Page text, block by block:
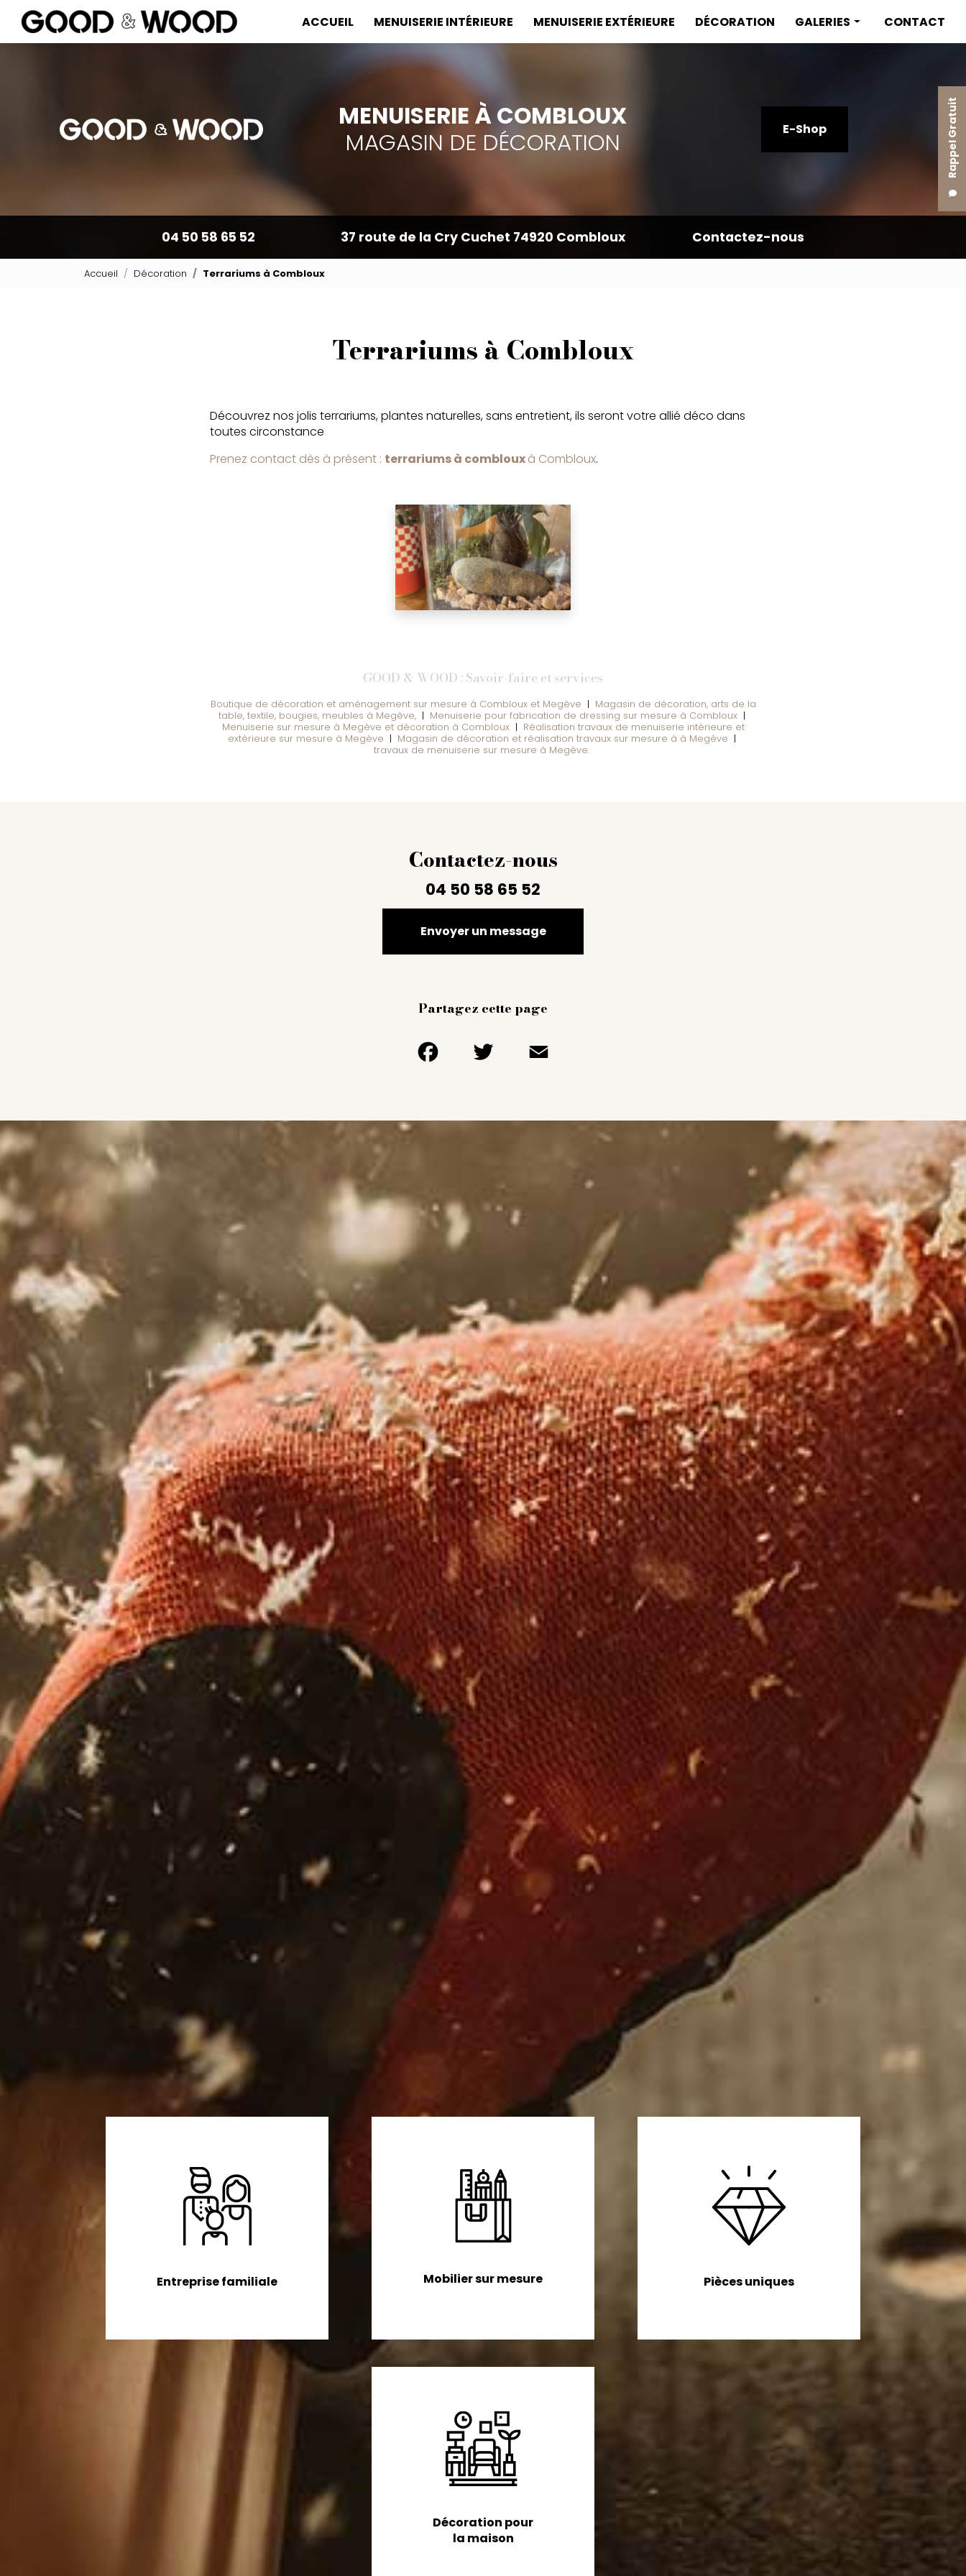
contenu
Rappel Gratuit
ACCUEIL
MENUISERIE INTÉRIEURE MENUISERIE EXTÉRIEURE DÉCORATION GALERIES
Décoration
CONTACT
MENUISERIE À COMBLOUX
MAGASIN DE DÉCORATION
E-Shop
04 50 58 65 52 37 route de la Cry Cuchet 74920 Combloux Contactez-nous
Accueil Décoration Terrariums à Combloux
Terrariums à Combloux
Découvrez nos jolis terrariums, plantes naturelles, sans entretient, ils seront votre allié déco dans
toutes circonstance
Prenez contact dès à présent : terrariums à comblouxà Combloux.
GOOD & WOOD : Savoir-faire et services
Boutique de décoration et aménagement sur mesure à Combloux et Megève | Magasin de décoration, arts de la
table, textile, bougies, meubles à Megève,| Menuiserie pour fabrication de dressing sur mesure à Combloux|
Menuiserie sur mesure à Megève et décoration à Combloux| Réalisation travaux de menuiserie intérieure et
extérieure sur mesure à Megève | Magasin de décoration et réalisation travaux sur mesure à à Megève |
travaux de menuiserie sur mesure à Megève.
Contactez-nous
04 50 58 65 52
Envoyer un message
Partagez cette page
Entreprise familiale Mobilier sur mesure Pièces uniques
Décoration pour
la maison